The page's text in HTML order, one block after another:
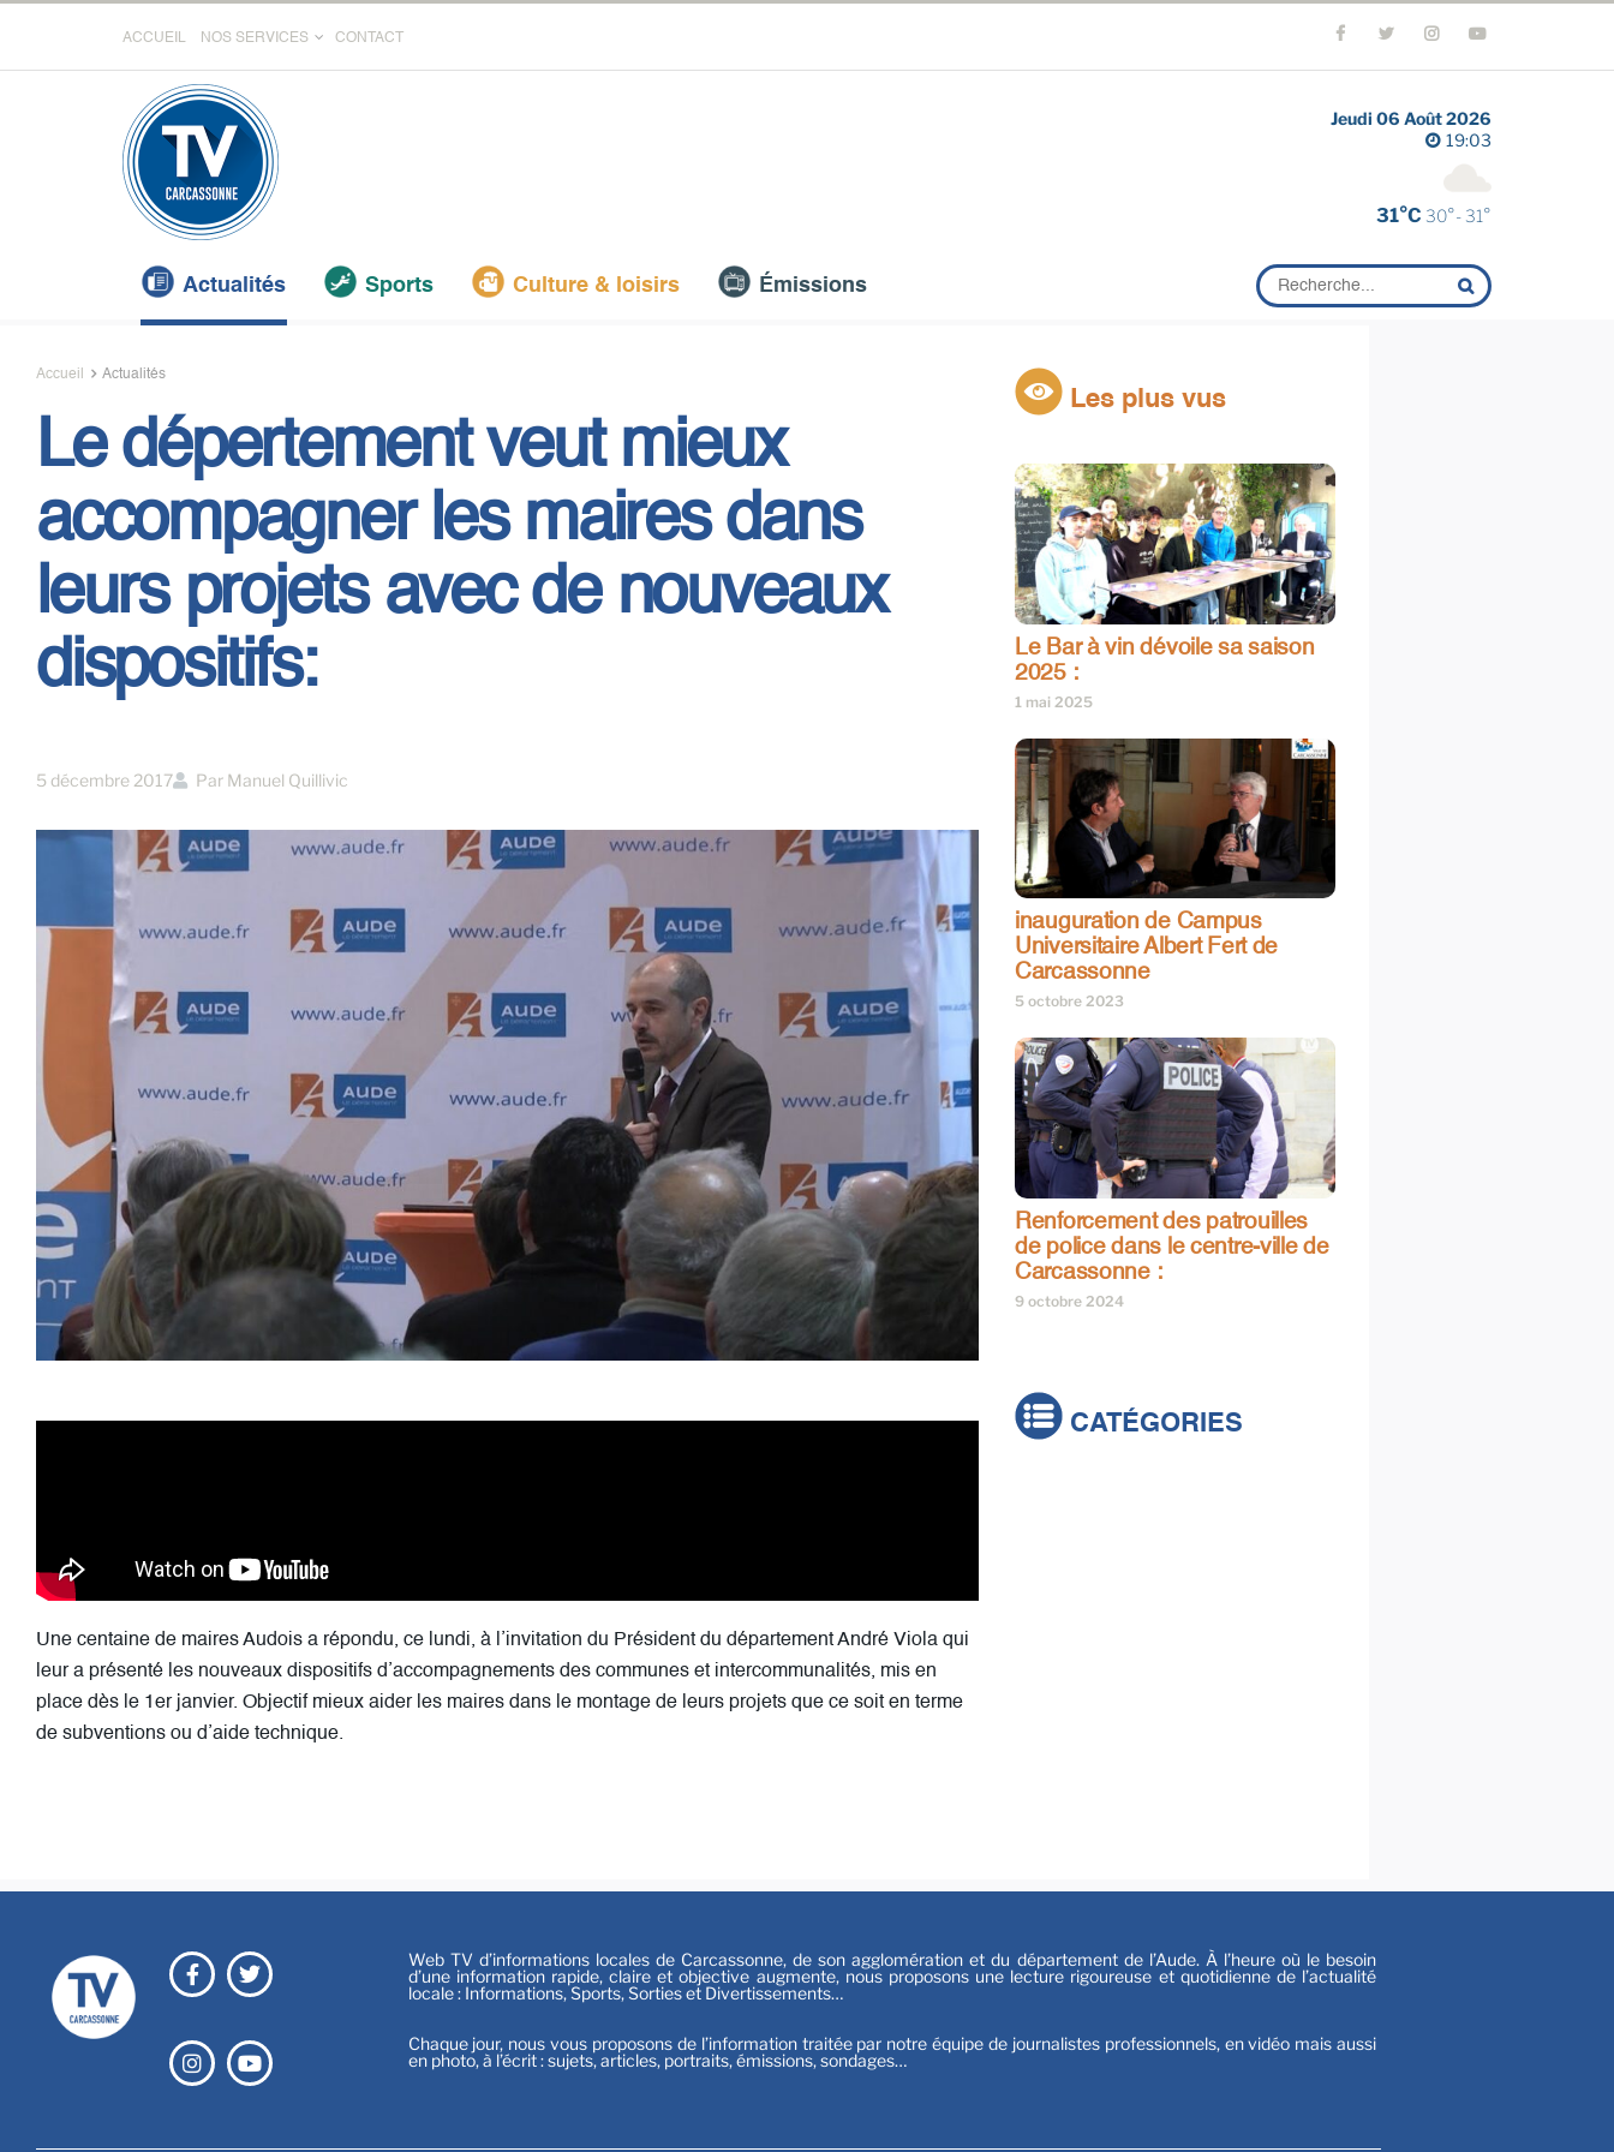
ACCUEIL NOS SERVICES CONTACT
Jeudi 06 Août 2026
19:03
31°C 30°- 31°
Actualités Sports Culture & loisirs Émissions
Accueil Actualités
Le dépertement veut mieux
accompagner les maires dans
leurs projets avec de nouveaux
dispositifs:
5 décembre 2017 Par Manuel Quillivic
Une centaine de maires Audois a répondu, ce lundi, à l’invitation du Président du département André Viola qui
leur a présenté les nouveaux dispositifs d’accompagnements des communes et intercommunalités, mis en
place dès le 1er janvier. Objectif mieux aider les maires dans le montage de leurs projets que ce soit en terme
de subventions ou d’aide technique.
Les plus vus
Le Bar à vin dévoile sa saison
2025 :
1 mai 2025
inauguration de Campus
Universitaire Albert Fert de
Carcassonne
5 octobre 2023
Renforcement des patrouilles
de police dans le centre-ville de
Carcassonne :
9 octobre 2024
CATÉGORIES
Web TV d’informations locales de Carcassonne, de son agglomération et du département de l’Aude. À l’heure où le besoin
d’une information rapide, claire et objective augmente, nous proposons une lecture rigoureuse et quotidienne de l’actualité
locale : Informations, Sports, Sorties et Divertissements…
Chaque jour, nous vous proposons de l’information traitée par notre équipe de journalistes professionnels, en vidéo mais aussi
en photo, à l’écrit : sujets, articles, portraits, émissions, sondages…